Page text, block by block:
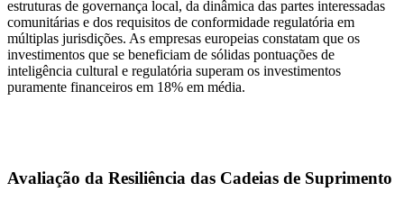
estruturas de governança local, da dinâmica das partes interessadas
comunitárias e dos requisitos de conformidade regulatória em
múltiplas jurisdições. As empresas europeias constatam que os
investimentos que se beneficiam de sólidas pontuações de
inteligência cultural e regulatória superam os investimentos
puramente financeiros em 18% em média.
Avaliação da Resiliência das Cadeias de Suprimento